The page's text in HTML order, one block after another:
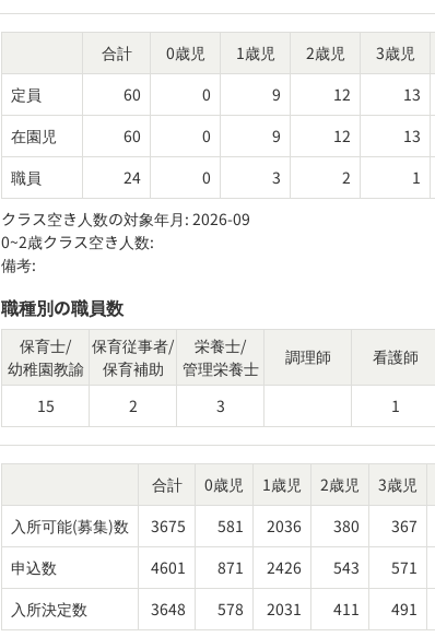
合計 0歳児 1歳児 2歳児 3歳児
定員
60 0 9 12 13
在園児
60 0 9 12 13
職員
24 0 3 2 1
クラス空き人数の対象年月: 2026-09
0~2歳クラス空き人数:
備考:
職種別の職員数
保育士/
幼稚園教諭
保育従事者/
保育補助
栄養士/
管理栄養士
調理師 看護師
15
2 3 1
合計 0歳児 1歳児 2歳児 3歳児
入所可能(募集)数
3675 581 2036 380 367
申込数
4601 871 2426 543 571
入所決定数
3648 578 2031 411 491